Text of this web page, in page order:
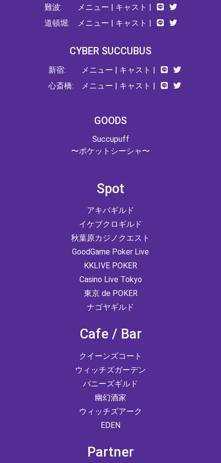
難波:
道頓堀:
メニュー | キャスト |
メニュー | キャスト |
CYBER SUCCUBUS
新宿:
心斎橋:
メニュー | キャスト |
メニュー | キャスト |
GOODS
Succupuff
〜ポケットシーシャ〜
Spot
アキバギルド
イケブクロギルド
秋葉原カジノクエスト
GoodGame Poker Live
KKLIVE POKER
Casino Live Tokyo
東京 de POKER
ナゴヤギルド
Cafe / Bar
クイーンズコート
ウィッチズガーデン
バニーズギルド
幽幻酒家
ウィッチズアーク
EDEN
Partner